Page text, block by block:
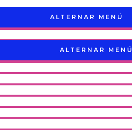
ALTERNAR MENÚ
ALTERNAR MENÚ